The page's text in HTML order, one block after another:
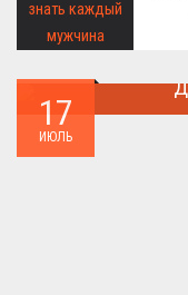
17
ИЮЛЬ